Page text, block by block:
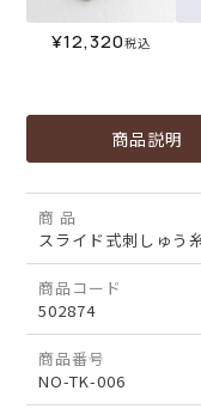
¥12,320税込
商品説明
商 品
スライド式刺しゅう
商品コード
502874
商品番号
NO-TK-006